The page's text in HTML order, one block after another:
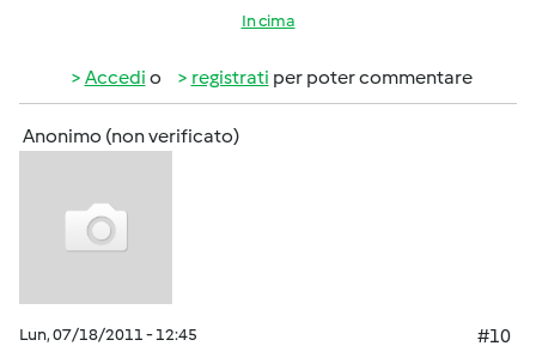
In cima
Accedi o registrati per poter commentare
Anonimo (non verificato)
Lun, 07/18/2011 - 12:45
#10